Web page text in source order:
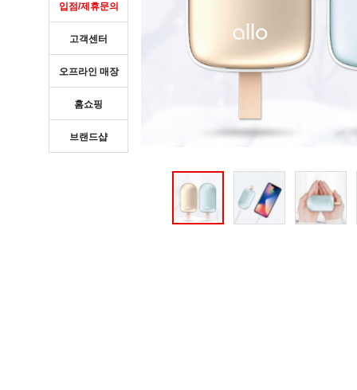
입점/제휴문의
고객센터
오프라인 매장
홈쇼핑
브랜드샵